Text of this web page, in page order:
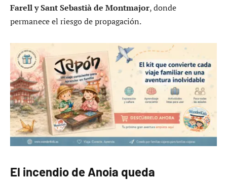
Farell y Sant Sebastià de Montmajor, donde
permanece el riesgo de propagación.
El incendio de Anoia queda